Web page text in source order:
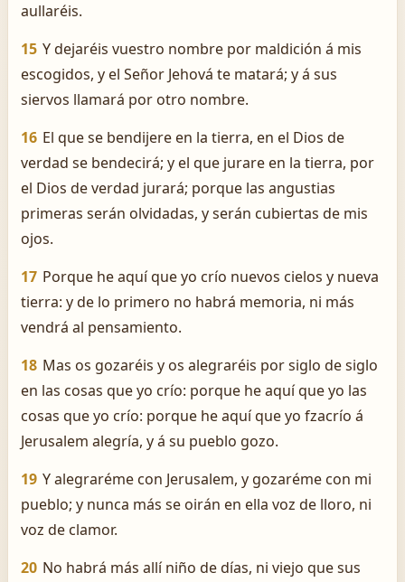
aullaréis.
15 Y dejaréis vuestro nombre por maldición á mis
escogidos, y el Señor Jehová te matará; y á sus
siervos llamará por otro nombre.
16 El que se bendijere en la tierra, en el Dios de
verdad se bendecirá; y el que jurare en la tierra, por
el Dios de verdad jurará; porque las angustias
primeras serán olvidadas, y serán cubiertas de mis
ojos.
17 Porque he aquí que yo crío nuevos cielos y nueva
tierra: y de lo primero no habrá memoria, ni más
vendrá al pensamiento.
18 Mas os gozaréis y os alegraréis por siglo de siglo
en las cosas que yo crío: porque he aquí que yo las
cosas que yo crío: porque he aquí que yo fzacrío á
Jerusalem alegría, y á su pueblo gozo.
19 Y alegraréme con Jerusalem, y gozaréme con mi
pueblo; y nunca más se oirán en ella voz de lloro, ni
voz de clamor.
20 No habrá más allí niño de días, ni viejo que sus